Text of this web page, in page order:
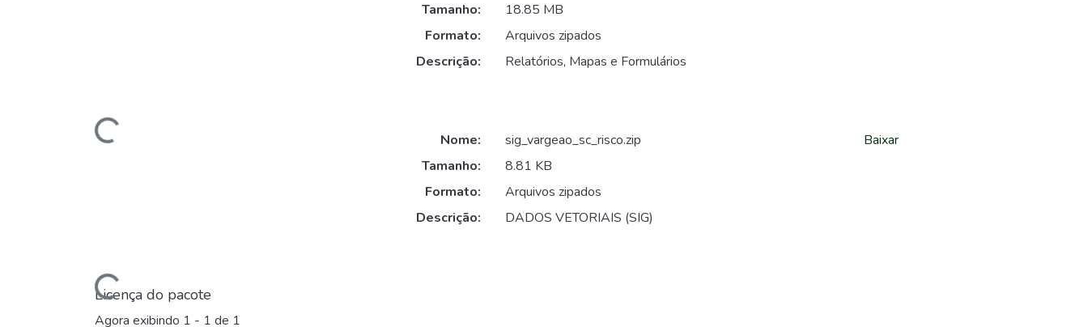
Carregando...
Tamanho:
18.85 MB
Formato:
Arquivos zipados
Descrição:
Relatórios, Mapas e Formulários
Carregando...
Nome:
sig_vargeao_sc_risco.zip
Tamanho:
8.81 KB
Formato:
Arquivos zipados
Descrição:
DADOS VETORIAIS (SIG)
Baixar
Licença do pacote
Agora exibindo 1 - 1 de 1